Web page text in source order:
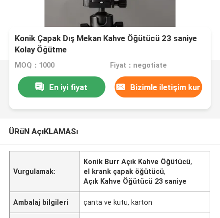
Konik Çapak Dış Mekan Kahve Öğütücü 23 saniye
Kolay Öğütme
MOQ：1000 Fiyat：negotiate
En iyi fiyat Bizimle iletişim kur
ÜRüN AçıKLAMASı
Vurgulamak:
Konik Burr Açık Kahve Öğütücü,
el krank çapak öğütücü,
Açık Kahve Öğütücü 23 saniye
Ambalaj bilgileri çanta ve kutu, karton